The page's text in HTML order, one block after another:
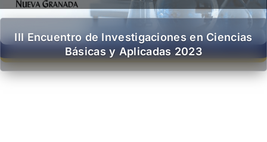
III Encuentro de Investigaciones en Ciencias
Básicas y Aplicadas 2023